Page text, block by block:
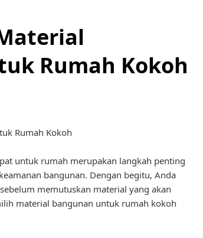
Rumah Kokoh
Rumah Kokoh
untuk rumah merupakan langkah penting
bangunan. Dengan begitu, Anda
memutuskan material yang akan
material bangunan untuk rumah kokoh